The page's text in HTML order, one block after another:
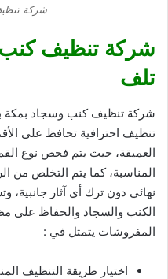
شركة
شركة تنظيف
تلف
شركة تنظيف كنب وسجاد بمكة
تنظيف احترافية تحافظ على
العميقة، حيث يتم فحص نوع
المناسبة، كما يتم التخلص من
نهائي دون ترك أي آثار
الكنب والسجاد والحفاظ على
المفروشات يتمثل في :
اختيار طريقة التنظيف